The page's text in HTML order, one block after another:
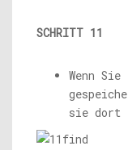
SCHRITT 11
Wenn
sie dort